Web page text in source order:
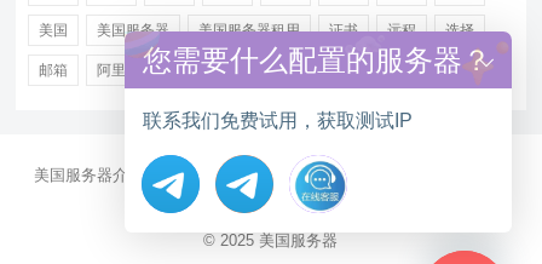
美国 美国服务器 美国服务器租用 证书 远程 选择
邮箱 阿里 香港服务器租用
美国服务器介绍 美国CN2服务器 站群多IP服务器
大带宽服务器
服务器资讯
© 2025 美国服务器
Hide chaty
您需要什么配置的服务器？
联系我们免费试用，获取测试IP